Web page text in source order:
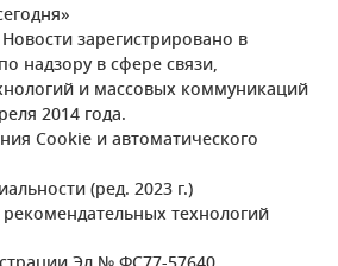
зарегистрировано в
надзору в сфере связи,
и массовых коммуникаций
2014 года.
Cookie и автоматического
(ред. 2023 г.)
технологий